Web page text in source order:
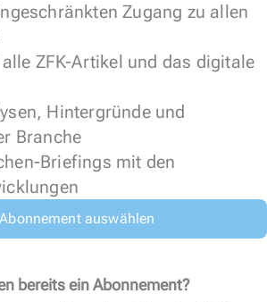
Zugang zu allen
ZFK-Artikel und das digitale
Hintergründe und
Branche
Briefings mit den
auswählen
bereits ein Abonnement?